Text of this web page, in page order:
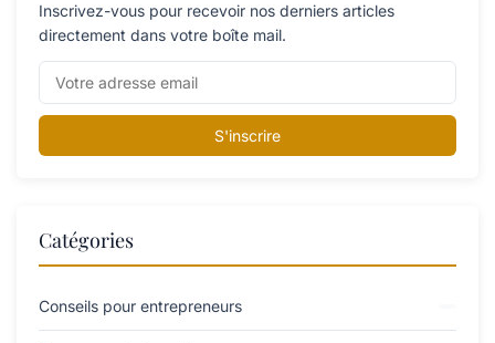
Inscrivez-vous pour recevoir nos derniers articles
directement dans votre boîte mail.
S'inscrire
Catégories
Conseils pour entrepreneurs